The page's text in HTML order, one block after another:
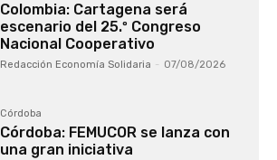
Colombia: Cartagena será
escenario del 25.º Congreso
Nacional Cooperativo
Redacción Economía Solidaria - 07/08/2026
Córdoba
Córdoba: FEMUCOR se lanza con
una gran iniciativa